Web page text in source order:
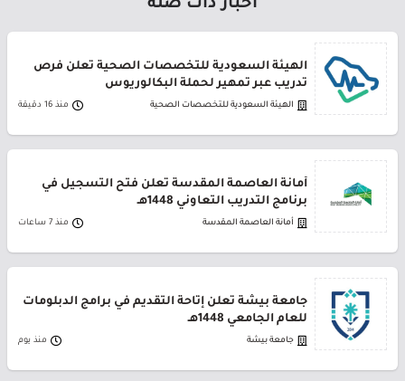
أخبار ذات صلة
الهيئة السعودية للتخصصات الصحية تعلن فرص
تدريب عبر تمهير لحملة البكالوريوس
الهيئة السعودية للتخصصات الصحية منذ 16 دقيقة
أمانة العاصمة المقدسة تعلن فتح التسجيل في
برنامج التدريب التعاوني 1448هـ
أمانة العاصمة المقدسة منذ 7 ساعات
جامعة بيشة تعلن إتاحة التقديم في برامج الدبلومات
للعام الجامعي 1448هـ
جامعة بيشة منذ يوم